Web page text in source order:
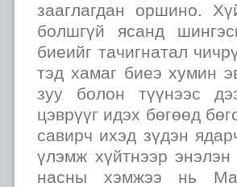
зааглагдан оршино.
болшгүй ясанд
биеийг тачигнатал
тэд хамаг биеэ хумин
зуу болон түүнээс
цэврүүг идэх бөгөөд
савирч ихэд зүдэн
үлэмж хүйтнээр
насны хэмжээ нь